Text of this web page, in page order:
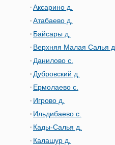
Аксарино д.
Атабаево д.
Байсары д.
Верхняя Малая Салья д.
Данилово с.
Дубровский д.
Ермолаево с.
Игрово д.
Ильдибаево с.
Кады-Салья д.
Калашур д.